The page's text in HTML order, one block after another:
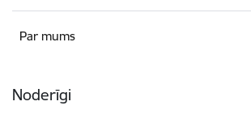
Par mums
Noderīgi